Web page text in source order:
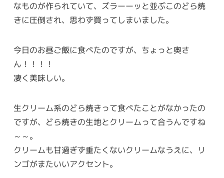
なものが作られていて、ズラーーッと並ぶこのどら焼
きに圧倒され、思わず買ってしまいました。
今日のお昼ご飯に食べたのですが、ちょっと奥さ
ん！！！！
凄く美味しい。
生クリーム系のどら焼きって食べたことがなかったの
ですが、どら焼きの生地とクリームって合うんですね
～～。
クリームも甘過ぎず重たくないクリームなうえに、リ
ンゴがまたいいアクセント。